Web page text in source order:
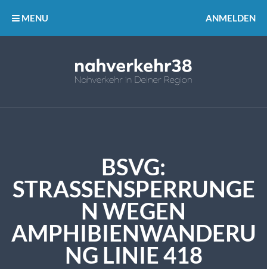
MENU ANMELDEN
BSVG:
STRASSENSPERRUNGEN
WEGEN A
MPHIBIENWANDERUN
G LINIE 418